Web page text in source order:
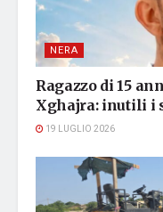
NERA
Ragazzo di 15
Xghajra: inutili i
19 LUGLIO 2026